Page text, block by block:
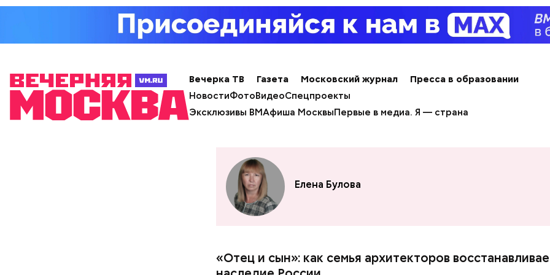
Вечерка ТВ Газета Московский журнал
Пресса в образовании
НовостиФотоВидеоСпецпроекты
Эксклюзивы ВМАфиша МосквыПервые в медиа. Я — страна
Елена Булова
«Отец и сын»: как семья архитекторов